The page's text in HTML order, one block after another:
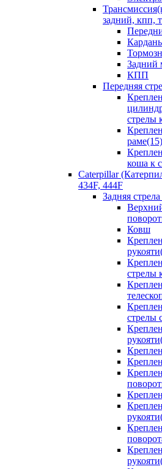
задний, кпп,
Задний
КПП
Передняя
стрелы
раме(15)
коша к
Caterpillar
434F, 444F
Задняя
Ковш
стрелы
стрелы